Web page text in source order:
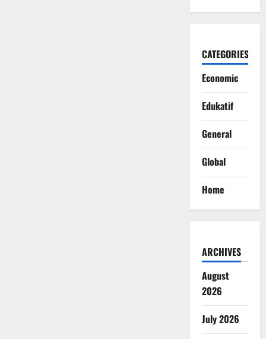
CATEGORIES
Economic
Edukatif
General
Global
Home
ARCHIVES
August
2026
July 2026